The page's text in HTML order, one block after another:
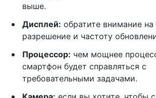
выше.
Дисплей: обратите внимание на
разрешение и частоту
Процессор: чем мощнее
смартфон будет справляться с
требовательными задачами.